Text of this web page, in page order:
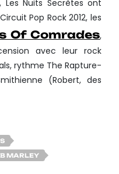
Nuits Secrètes ont
Pop Rock 2012, les
Of Comrades,
avec leur rock
rythme The Rapture-
(Robert, des
MARLEY